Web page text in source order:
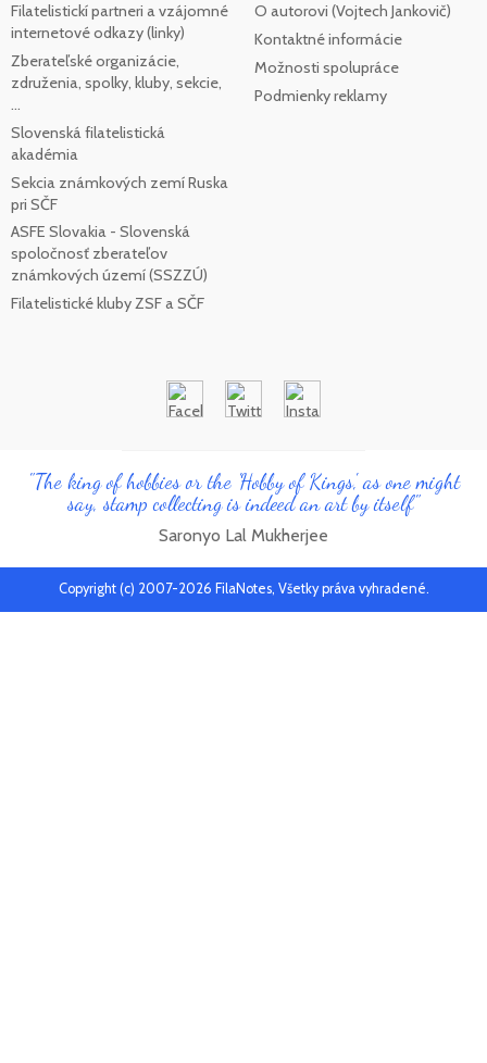
Filatelistickí partneri a vzájomné
internetové odkazy (linky)
Zberateľské organizácie,
združenia, spolky, kluby, sekcie,
...
Slovenská filatelistická
akadémia
Sekcia známkových zemí Ruska
pri SČF
ASFE Slovakia - Slovenská
spoločnosť zberateľov
známkových území (SSZZÚ)
Filatelistické kluby ZSF a SČF
O autorovi (Vojtech Jankovič)
Kontaktné informácie
Možnosti spolupráce
Podmienky reklamy
"The king of hobbies or the 'Hobby of Kings', as one might
say, stamp collecting is indeed an art by itself"
Saronyo Lal Mukherjee
Copyright (c) 2007-2026 FilaNotes, Všetky práva vyhradené.